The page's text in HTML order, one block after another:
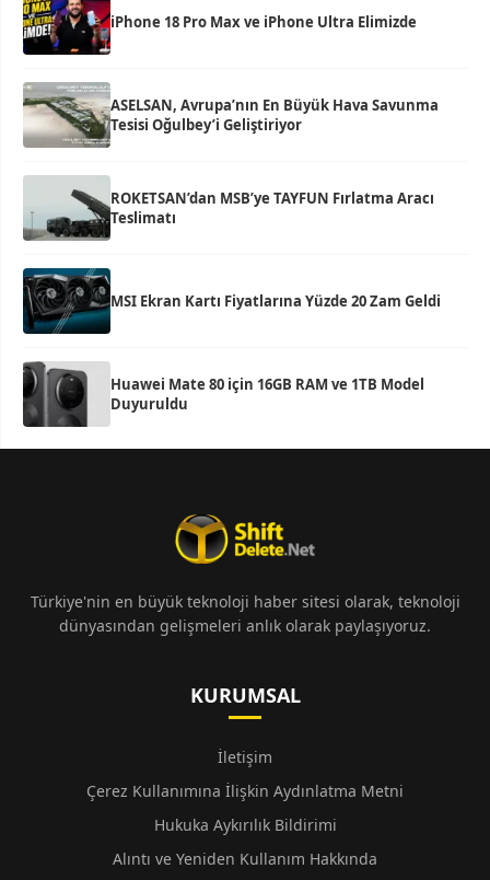
iPhone 18 Pro Max ve iPhone Ultra Elimizde
ASELSAN, Avrupa’nın En Büyük Hava Savunma
Tesisi Oğulbey’i Geliştiriyor
ROKETSAN’dan MSB’ye TAYFUN Fırlatma Aracı
Teslimatı
MSI Ekran Kartı Fiyatlarına Yüzde 20 Zam Geldi
Huawei Mate 80 için 16GB RAM ve 1TB Model
Duyuruldu
Türkiye'nin en büyük teknoloji haber sitesi olarak, teknoloji
dünyasından gelişmeleri anlık olarak paylaşıyoruz.
KURUMSAL
İletişim
Çerez Kullanımına İlişkin Aydınlatma Metni
Hukuka Aykırılık Bildirimi
Alıntı ve Yeniden Kullanım Hakkında